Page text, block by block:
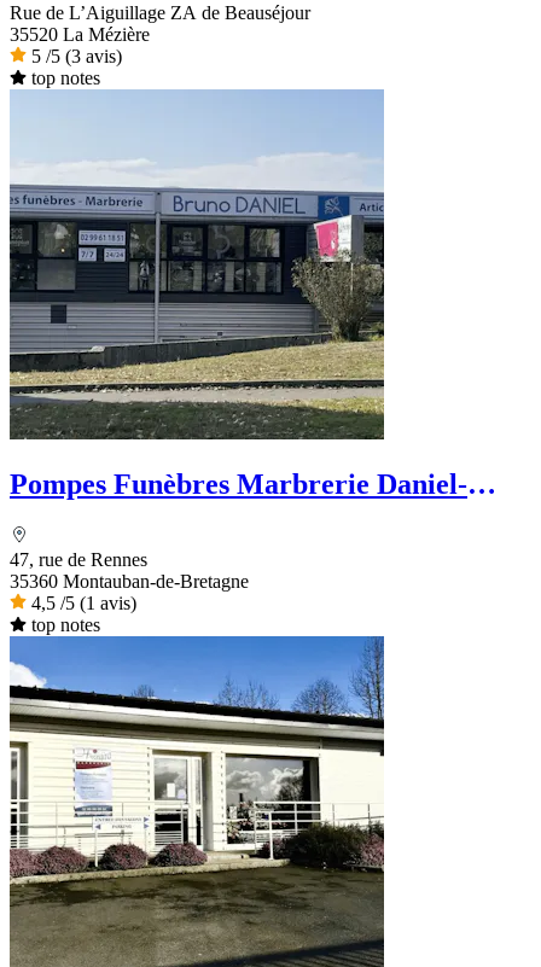
Rue de L’Aiguillage ZA de Beauséjour
35520 La Mézière
5 /5 (3 avis)
top notes
Pompes Funèbres Marbrerie Daniel-
47, rue de Rennes
35360 Montauban-de-Bretagne
4,5 /5 (1 avis)
top notes